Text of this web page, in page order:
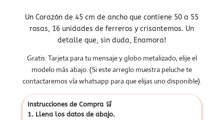
Un Corazón de 45 cm de ancho que contiene 50 a 55
rosas, 16 unidades de ferreros y crisantemos. Un
detalle que, sin duda, Enamora!
Gratis: Tarjeta para tu mensaje y globo metalizado, elije el
modelo más abajo. (Si este arreglo muestra peluche te
contactaremos vía whatsapp para que elijas uno disponible).
Instrucciones de Compra 🛒
1. Llena los datos de abajo.